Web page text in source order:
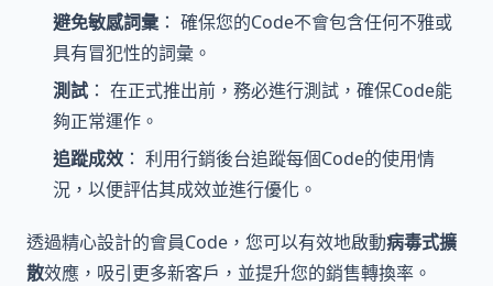
避免敏感詞彙 ： 確保您的Code不會包含任何不雅或
具有冒犯性的詞彙。
測試 ： 在正式推出前，務必進行測試，確保Code能
夠正常運作。
追蹤成效： 利用行銷後台追蹤每個Code的使用情
況，以便評估其成效並進行優化。
透過精心設計的會員Code，您可以有效地啟動病毒式擴
散效應，吸引更多新客戶，並提升您的銷售轉換率。